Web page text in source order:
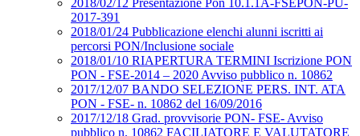
2018/02/12 Presentazione Pon 10.1.1A-FSEPON-PU-
2017-391
2018/01/24 Pubblicazione elenchi alunni iscritti ai
percorsi PON/Inclusione sociale
2018/01/10 RIAPERTURA TERMINI Iscrizione PON
PON - FSE-2014 – 2020 Avviso pubblico n. 10862
2017/12/07 BANDO SELEZIONE PERS. INT. ATA
PON - FSE- n. 10862 del 16/09/2016
2017/12/18 Grad. provvisorie PON- FSE- Avviso
pubblico n. 10862 FACILIATORE E VALUTATORE